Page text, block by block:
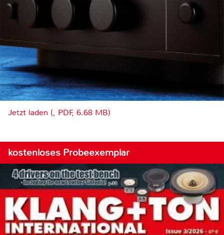
Jetzt laden (, PDF, 6.68 MB)
kostenloses Probeexemplar